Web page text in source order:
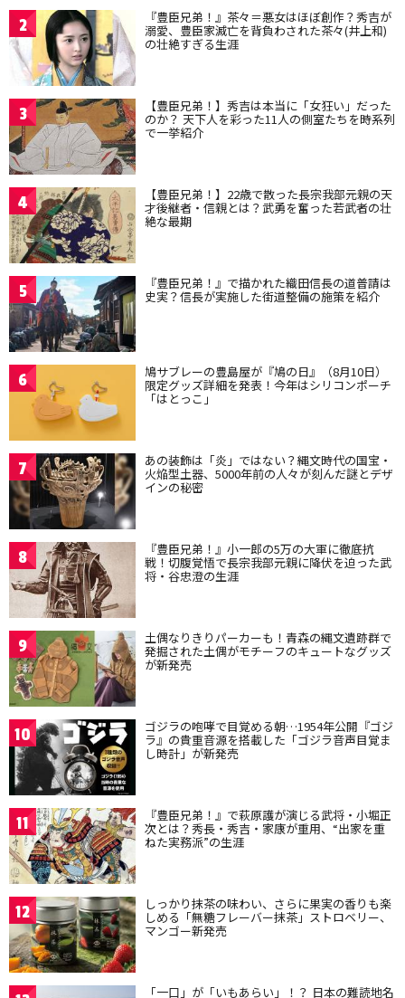
2 『豊臣兄弟！』茶々＝悪女はほぼ創作？秀吉が
溺愛、豊臣家滅亡を背負わされた茶々(井上和)
の壮絶すぎる生涯
3 【豊臣兄弟！】秀吉は本当に「女狂い」だった
のか？ 天下人を彩った11人の側室たちを時系列
で一挙紹介
4 【豊臣兄弟！】22歳で散った長宗我部元親の天
才後継者・信親とは？武勇を奮った若武者の壮
絶な最期
5 『豊臣兄弟！』で描かれた織田信長の道普請は
史実？信長が実施した街道整備の施策を紹介
6 鳩サブレーの豊島屋が『鳩の日』（8月10日）
限定グッズ詳細を発表！今年はシリコンポーチ
「はとっこ」
7 あの装飾は「炎」ではない？縄文時代の国宝・
火焔型土器、5000年前の人々が刻んだ謎とデザ
インの秘密
8 『豊臣兄弟！』小一郎の5万の大軍に徹底抗
戦！切腹覚悟で長宗我部元親に降伏を迫った武
将・谷忠澄の生涯
9 土偶なりきりパーカーも！青森の縄文遺跡群で
発掘された土偶がモチーフのキュートなグッズ
が新発売
10 ゴジラの咆哮で目覚める朝…1954年公開『ゴジ
ラ』の貴重音源を搭載した「ゴジラ音声目覚ま
し時計」が新発売
11 『豊臣兄弟！』で萩原護が演じる武将・小堀正
次とは？秀長・秀吉・家康が重用、“出家を重
ねた実務派”の生涯
12 しっかり抹茶の味わい、さらに果実の香りも楽
しめる「無糖フレーバー抹茶」ストロベリー、
マンゴー新発売
「一口」が「いもあらい」！？ 日本の難読地名